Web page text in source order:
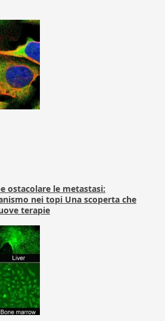
ostacolare le metastasi:
nei topi Una scoperta che
terapie